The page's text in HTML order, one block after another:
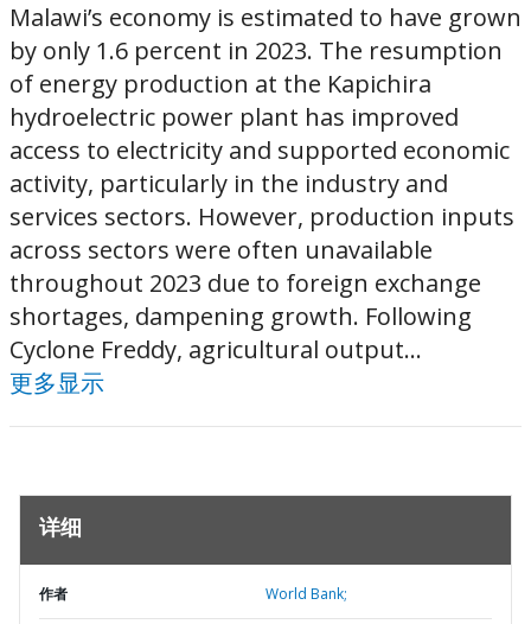
Malawi’s economy is estimated to have grown
by only 1.6 percent in 2023. The resumption
of energy production at the Kapichira
hydroelectric power plant has improved
access to electricity and supported economic
activity, particularly in the industry and
services sectors. However, production inputs
across sectors were often unavailable
throughout 2023 due to foreign exchange
shortages, dampening growth. Following
Cyclone Freddy, agricultural output...
更多显示
详细
作者 World Bank;